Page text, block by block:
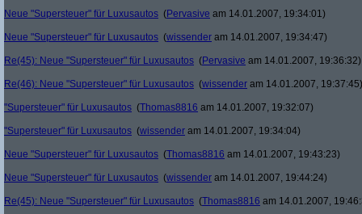
Neue "Supersteuer" für Luxusautos (Pervasive am 14.01.2007, 19:34:01)
Neue "Supersteuer" für Luxusautos (wissender am 14.01.2007, 19:34:47)
Re(45): Neue "Supersteuer" für Luxusautos (Pervasive am 14.01.2007, 19:36:32)
Re(46): Neue "Supersteuer" für Luxusautos (wissender am 14.01.2007, 19:37:45)
"Supersteuer" für Luxusautos (Thomas8816 am 14.01.2007, 19:32:07)
"Supersteuer" für Luxusautos (wissender am 14.01.2007, 19:34:04)
Neue "Supersteuer" für Luxusautos (Thomas8816 am 14.01.2007, 19:43:23)
Neue "Supersteuer" für Luxusautos (wissender am 14.01.2007, 19:44:24)
Re(45): Neue "Supersteuer" für Luxusautos (Thomas8816 am 14.01.2007,